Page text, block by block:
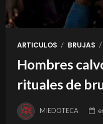
ARTICULOS / BRUJAS /
Hombres
rituales de
MIEDOTECA